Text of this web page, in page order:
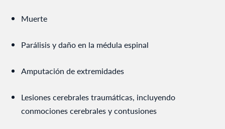
Muerte
Parálisis y daño en la médula espinal
Amputación de extremidades
Lesiones cerebrales traumáticas, incluyendo
conmociones cerebrales y contusiones